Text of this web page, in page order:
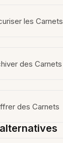
les Carnets
des Carnets
des Carnets